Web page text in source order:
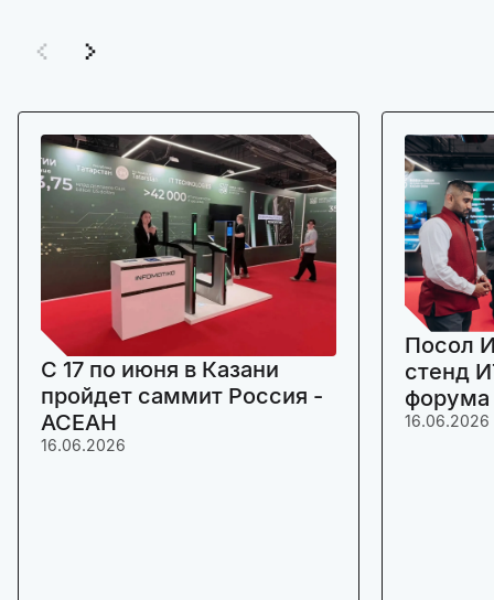
C 17 по июня в Казани
пройдет саммит Россия -
АСЕАН
16.06.2026
Посол
стенд
16.06.2026